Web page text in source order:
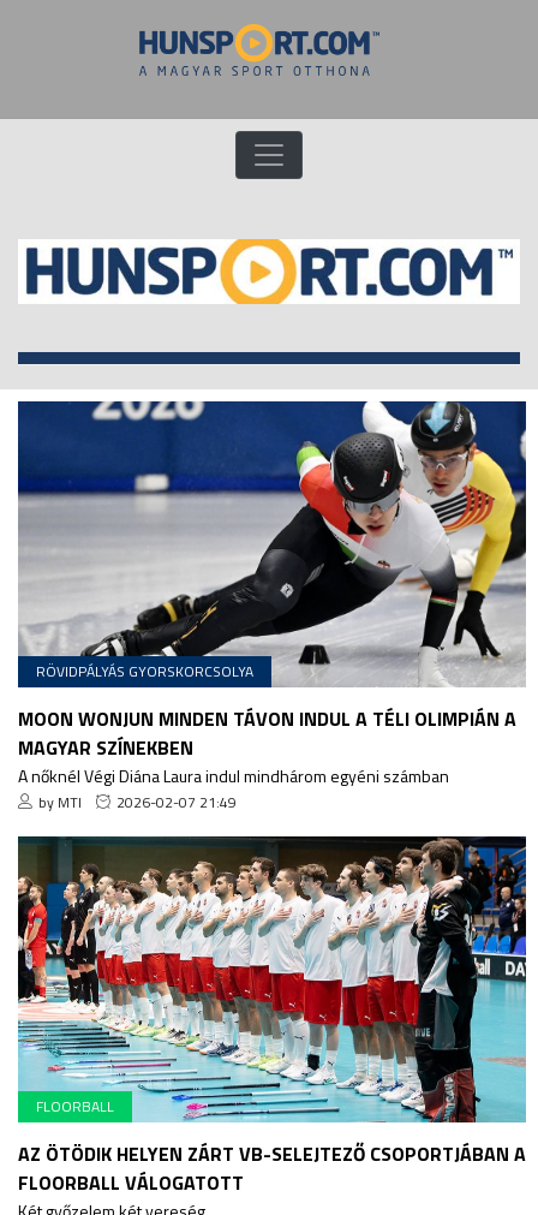
RÖVIDPÁLYÁS GYORSKORCSOLYA
MOON WONJUN MINDEN TÁVON INDUL A TÉLI OLIMPIÁN A
MAGYAR SZÍNEKBEN
A nőknél Végi Diána Laura indul mindhárom egyéni számban
by MTI 2026-02-07 21:49
FLOORBALL
AZ ÖTÖDIK HELYEN ZÁRT VB-SELEJTEZŐ CSOPORTJÁBAN A
FLOORBALL VÁLOGATOTT